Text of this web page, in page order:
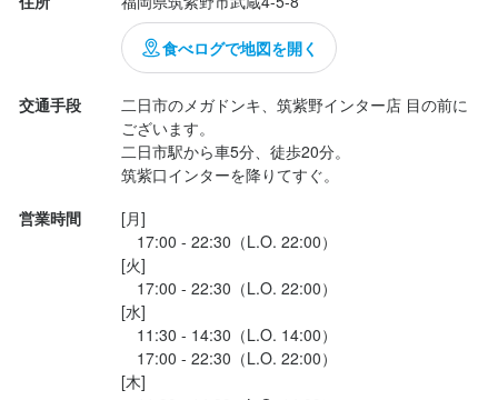
性も抜群でした。ナムル3種やキムチ、サラダもついていて、味や
彩りのバランスも良く満足度の高い内容です。
ご飯は地元・天拝米を使用しているそうで、ふっくらと甘みがあ
り、お肉との相性もとても良かった...
食べログで地図を開く
交通手段
二日市のメガドンキ、筑紫野インター店 目の前に
ございます。
二日市駅から車5分、徒歩20分。
営業時間
[月]
17:00 - 22:30（L.O. 22:00）
[火]
17:00 - 22:30（L.O. 22:00）
[水]
11:30 - 14:30（L.O. 14:00）
17:00 - 22:30（L.O. 22:00）
[木]
求める人物像
業態を問わず、飲食経験をお持ちの方歓迎いたします
将来、独立を目指す方歓迎
会社経営に関わりたい方
焼肉タンとハラミ まっちゃん 二日市店
・原価管理、食材ロス削減
・店舗全体の提供品質の維持、向上
将来的には料理長として、「肉のプロフェッショナル」として店
舗の味の軸を担い、ブランド全体のクオリティを支えるポジショ
ンを目指していただけます。
これまでの経験を活かしながら、店舗づくりやブランドづくりに
も深く関われる環境です。
一緒に成長しながら、お店を盛り上げていける方をお待ちしてい
この仕事のおすすめポイント
■ 肉のプロとして腕を活かせるポジション
タン・ハラミを中心に、仕入れからカット・火入れまで一貫して